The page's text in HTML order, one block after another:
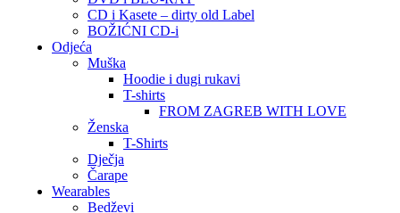
CD i Kasete – dirty old Label
BOŽIĆNI CD-i
Odjeća
Muška
Hoodie i dugi rukavi
T-shirts
FROM ZAGREB WITH LOVE
Ženska
T-Shirts
Dječja
Čarape
Wearables
Bedževi